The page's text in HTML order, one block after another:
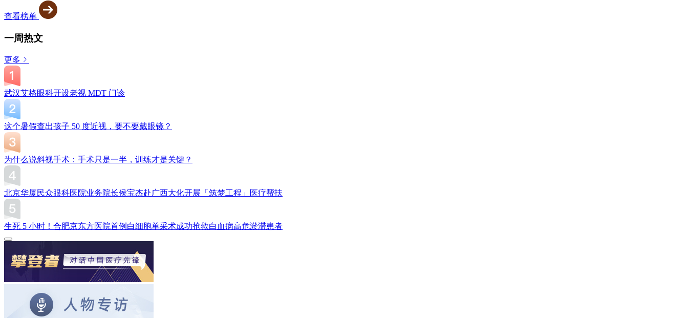
查看榜单
一周热文
更多
武汉艾格眼科开设老视 MDT 门诊
这个暑假查出孩子 50 度近视，要不要戴眼镜？
为什么说斜视手术：手术只是一半，训练才是关键？
北京华厦民众眼科医院业务院长侯宝杰赴广西大化开展「筑梦工程」医疗帮扶
生死 5 小时！合肥京东方医院首例白细胞单采术成功抢救白血病高危淤滞患者